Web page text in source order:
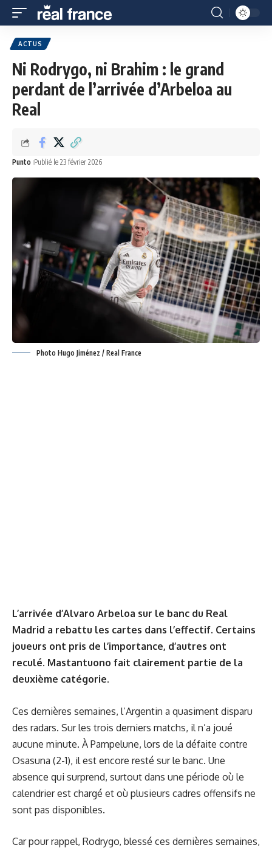
ACTUS
Ni Rodrygo, ni Brahim : le grand
perdant de l’arrivée d’Arbeloa au
Real
Punto Publié le 23 février 2026
Photo Hugo Jiménez / Real France
L’arrivée d’Alvaro Arbeloa sur le banc du Real
Madrid a rebattu les cartes dans l’effectif. Certains
joueurs ont pris de l’importance, d’autres ont
reculé. Mastantuono fait clairement partie de la
deuxième catégorie.
Ces dernières semaines, l’Argentin a quasiment disparu
des radars. Sur les trois derniers matchs, il n’a joué
aucune minute. À Pampelune, lors de la défaite contre
Osasuna (2-1), il est encore resté sur le banc. Une
absence qui surprend, surtout dans une période où le
calendrier est chargé et où plusieurs cadres offensifs ne
sont pas disponibles.
Car pour rappel, Rodrygo, blessé ces dernières semaines,